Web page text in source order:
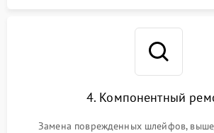
4. Компонентный
Замена поврежденных шлейфов,